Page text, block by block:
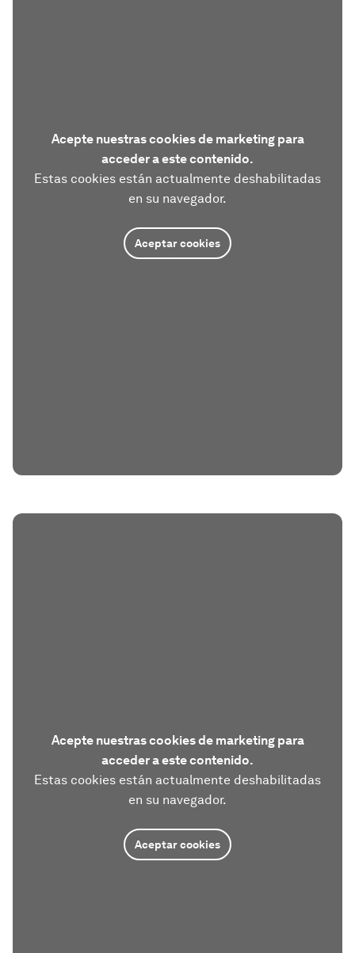
Acepte nuestras cookies de marketing para
acceder a este contenido.
Estas cookies están actualmente deshabilitadas
en su navegador.
Aceptar cookies
Acepte nuestras cookies de marketing para
acceder a este contenido.
Estas cookies están actualmente deshabilitadas
en su navegador.
Aceptar cookies